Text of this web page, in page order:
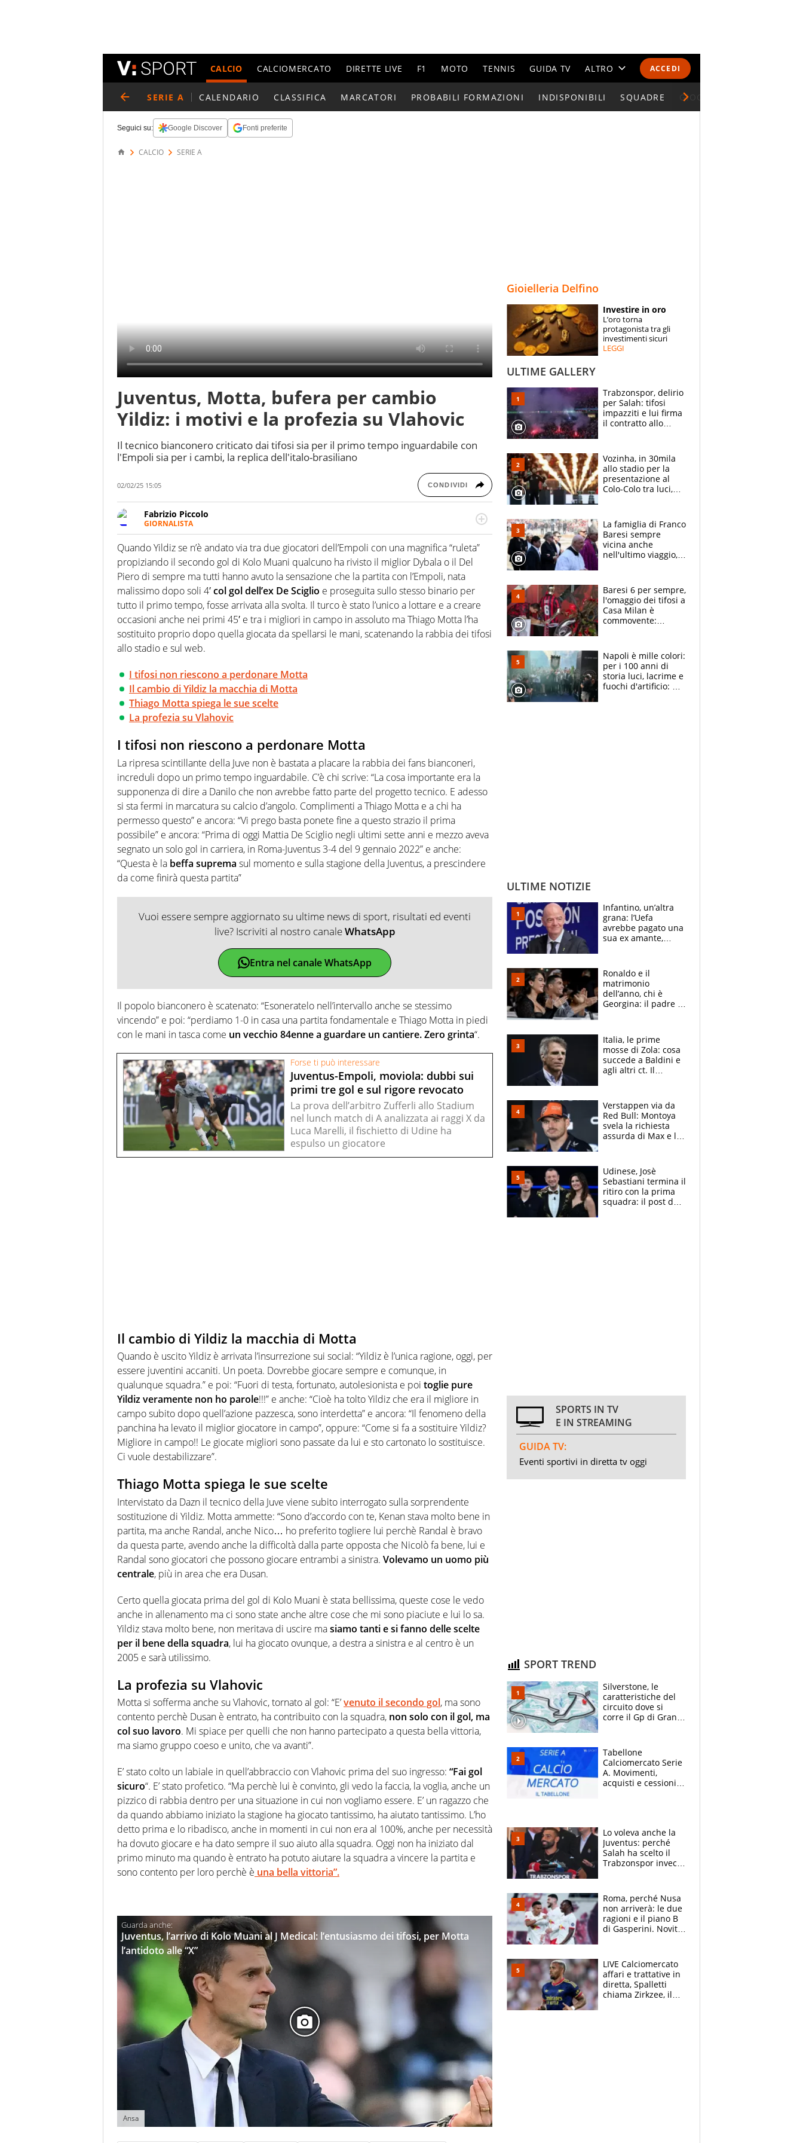
ACCEDI
CALCIO CALCIOMERCATO DIRETTE LIVE F1 MOTO TENNIS GUIDA TV ALTRO
CALENDARI E CLASSIFICHE
ESPERTI
CONTATTI
SERIE A CALENDARIO CLASSIFICA MARCATORI PROBABILI FORMAZIONI INDISPONIBILI SQUADRE GIOCATORI SERIE A
Seguici su: Google Discover Fonti preferite
CALCIO SERIE A
Juventus, Motta, bufera per cambio
Yildiz: i motivi e la profezia su Vlahovic
Il tecnico bianconero criticato dai tifosi sia per il primo tempo inguardabile con
l'Empoli sia per i cambi, la replica dell'italo-brasiliano
02/02/25 15:05 CONDIVIDI
Fabrizio Piccolo
GIORNALISTA
Nella sua carriera ha seguito numerose manifestazioni sportive e collaborato con
agenzie e testate. Esperienza, competenza, conoscenza e memoria storica. Si occupa
prevalentemente di calcio
Quando Yildiz se n’è andato via tra due giocatori dell’Empoli con una magnifica “ruleta”
propiziando il secondo gol di Kolo Muani qualcuno ha rivisto il miglior Dybala o il Del
Piero di sempre ma tutti hanno avuto la sensazione che la partita con l’Empoli, nata
malissimo dopo soli 4′col gol dell’ex De Sciglio e proseguita sullo stesso binario per
tutto il primo tempo, fosse arrivata alla svolta. Il turco è stato l’unico a lottare e a creare
occasioni anche nei primi 45′ e tra i migliori in campo in assoluto ma Thiago Motta l’ha
sostituito proprio dopo quella giocata da spellarsi le mani, scatenando la rabbia dei tifosi
allo stadio e sul web.
I tifosi non riescono a perdonare Motta
Il cambio di Yildiz la macchia di Motta
Thiago Motta spiega le sue scelte
La profezia su Vlahovic
I tifosi non riescono a perdonare Motta
La ripresa scintillante della Juve non è bastata a placare la rabbia dei fans bianconeri,
increduli dopo un primo tempo inguardabile. C’è chi scrive: “La cosa importante era la
supponenza di dire a Danilo che non avrebbe fatto parte del progetto tecnico. E adesso
si sta fermi in marcatura su calcio d’angolo. Complimenti a Thiago Motta e a chi ha
permesso questo” e ancora: “Vi prego basta ponete fine a questo strazio il prima
possibile” e ancora: “Prima di oggi Mattia De Sciglio negli ultimi sette anni e mezzo aveva
segnato un solo gol in carriera, in Roma-Juventus 3-4 del 9 gennaio 2022” e anche:
“Questa è la beffa suprema sul momento e sulla stagione della Juventus, a prescindere
da come finirà questa partita”
Vuoi essere sempre aggiornato su ultime news di sport, risultati ed eventi
live? Iscriviti al nostro canaleWhatsApp
Entra nel canale WhatsApp
Il popolo bianconero è scatenato: “Esoneratelo nell’intervallo anche se stessimo
vincendo” e poi: “perdiamo 1-0 in casa una partita fondamentale e Thiago Motta in piedi
con le mani in tasca come un vecchio 84enne a guardare un cantiere. Zero grinta“.
Forse ti può interessare
Juventus-Empoli, moviola: dubbi sui
primi tre gol e sul rigore revocato
La prova dell’arbitro Zufferli allo Stadium
nel lunch match di A analizzata ai raggi X da
Luca Marelli, il fischietto di Udine ha
espulso un giocatore
Il cambio di Yildiz la macchia di Motta
Quando è uscito Yildiz è arrivata l’insurrezione sui social: “Yildiz è l’unica ragione, oggi, per
essere juventini accaniti. Un poeta. Dovrebbe giocare sempre e comunque, in
qualunque squadra.” e poi: “Fuori di testa, fortunato, autolesionista e poi toglie pure
Yildiz veramente non ho parole!!!” e anche: “Cioè ha tolto Yildiz che era il migliore in
campo subito dopo quell’azione pazzesca, sono interdetta” e ancora: “Il fenomeno della
panchina ha levato il miglior giocatore in campo”, oppure: “Come si fa a sostituire Yildiz?
Migliore in campo!! Le giocate migliori sono passate da lui e sto cartonato lo sostituisce.
Ci vuole destabilizzare”.
Thiago Motta spiega le sue scelte
Intervistato da Dazn il tecnico della Juve viene subito interrogato sulla sorprendente
sostituzione di Yildiz. Motta ammette: “Sono d’accordo con te, Kenan stava molto bene in
partita, ma anche Randal, anche Nico… ho preferito togliere lui perchè Randal è bravo
da questa parte, avendo anche la difficoltà dalla parte opposta che Nicolò fa bene, lui e
Randal sono giocatori che possono giocare entrambi a sinistra. Volevamo un uomo più
centrale, più in area che era Dusan.
Certo quella giocata prima del gol di Kolo Muani è stata bellissima, queste cose le vedo
anche in allenamento ma ci sono state anche altre cose che mi sono piaciute e lui lo sa.
Yildiz stava molto bene, non meritava di uscire masiamo tanti e si fanno delle scelte
per il bene della squadra, lui ha giocato ovunque, a destra a sinistra e al centro è un
2005 e sarà utilissimo.
La profezia su Vlahovic
Motta si sofferma anche su Vlahovic, tornato al gol: “E’venuto il secondo gol, ma sono
contento perchè Dusan è entrato, ha contribuito con la squadra, non solo con il gol, ma
col suo lavoro. Mi spiace per quelli che non hanno partecipato a questa bella vittoria,
ma siamo gruppo coeso e unito, che va avanti”.
E’ stato colto un labiale in quell’abbraccio con Vlahovic prima del suo ingresso: “Fai gol
sicuro“. E’ stato profetico. “Ma perchè lui è convinto, gli vedo la faccia, la voglia, anche un
pizzico di rabbia dentro per una situazione in cui non vogliamo essere. E’ un ragazzo che
da quando abbiamo iniziato la stagione ha giocato tantissimo, ha aiutato tantissimo. L’ho
detto prima e lo ribadisco, anche in momenti in cui non era al 100%, anche per necessità
ha dovuto giocare e ha dato sempre il suo aiuto alla squadra. Oggi non ha iniziato dal
primo minuto ma quando è entrato ha potuto aiutare la squadra a vincere la partita e
sono contento per loro perchè è una bella vittoria”.
Juventus, l’arrivo di Kolo Muani al J Medical: l’entusiasmo dei tifosi, per Motta
l’antidoto alle “X”
Ansa
Gioielleria Delfino
Investire in oro
L’oro torna
protagonista tra gli
investimenti sicuri
LEGGI
ULTIME GALLERY
Trabzonspor, delirio
per Salah: tifosi
impazziti e lui firma
il contratto allo
Vozinha, in 30mila
allo stadio per la
presentazione al
Colo-Colo tra luci,
La famiglia di Franco
Baresi sempre
vicina anche
nell'ultimo viaggio,
circondati
dall'affetto dei tifosi
Baresi 6 per sempre,
l'omaggio dei tifosi a
Casa Milan è
commovente:
bigliettini
Napoli è mille colori:
per i 100 anni di
storia luci, lacrime e
fuochi d'artificio: De
ULTIME NOTIZIE
Infantino, un’altra
grana: l’Uefa
avrebbe pagato una
sua ex amante,
Ronaldo e il
matrimonio
dell’anno, chi è
Georgina: il padre in
social
Italia, le prime
mosse di Zola: cosa
succede a Baldini e
agli altri ct. Il
azzurri
Verstappen via da
Red Bull: Montoya
svela la richiesta
assurda di Max e lo
McLaren siano
meglio?”
Udinese, Josè
Sebastiani termina il
ritiro con la prima
squadra: il post del
SPORTS IN TV
E IN STREAMING
GUIDA TV:
Eventi sportivi in diretta tv oggi
SPORT TREND
Silverstone, le
caratteristiche del
circuito dove si
corre il Gp di Gran
Tabellone
Calciomercato Serie
A. Movimenti,
acquisti e cessioni:
Lo voleva anche la
Juventus: perché
Salah ha scelto il
Trabzonspor invece
Roma, perché Nusa
non arriverà: le due
ragioni e il piano B
di Gasperini. Novità
LIVE Calciomercato
affari e trattative in
diretta, Spalletti
chiama Zirkzee, il